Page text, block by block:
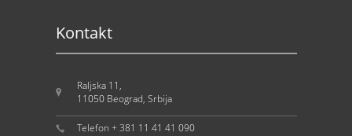
Kontakt
Raljska 11,
11050 Beograd, Srbija
Telefon + 381 11 41 41 090